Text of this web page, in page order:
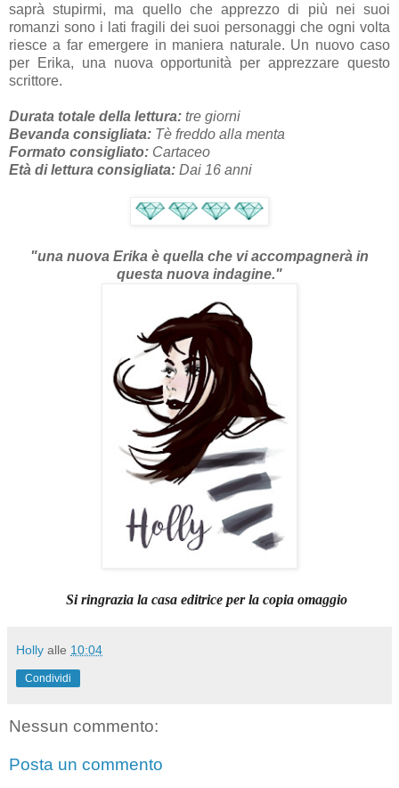
saprà stupirmi, ma quello che apprezzo di più nei suoi
romanzi sono i lati fragili dei suoi personaggi che ogni volta
riesce a far emergere in maniera naturale. Un nuovo caso
per Erika, una nuova opportunità per apprezzare questo
scrittore.
Durata totale della lettura: tre giorni
Bevanda consigliata: Tè freddo alla menta
Formato consigliato: Cartaceo
Età di lettura consigliata: Dai 16 anni
"una nuova Erika è quella che vi accompagnerà in
questa nuova indagine."
Si ringrazia la casa editrice per la copia omaggio
Holly alle 10:04
Condividi
Nessun commento:
Posta un commento